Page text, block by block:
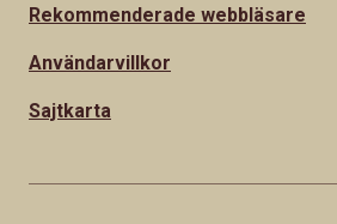
Rekommenderade webbläsare
Användarvillkor
Sajtkarta